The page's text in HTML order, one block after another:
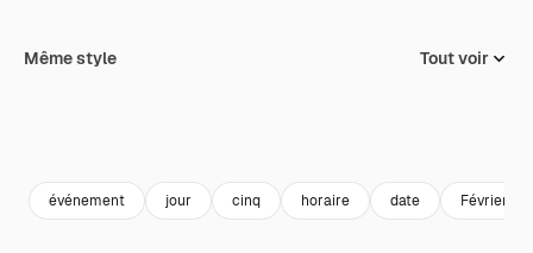
Même style Tout voir
événement jour cinq horaire date Février